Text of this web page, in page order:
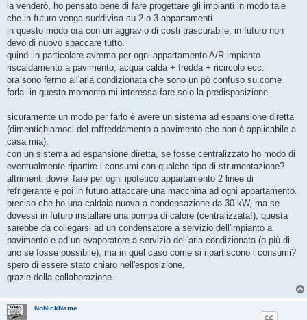
la venderò, ho pensato bene di fare progettare gli impianti in modo tale
che in futuro venga suddivisa su 2 o 3 appartamenti.
in questo modo ora con un aggravio di costi trascurabile, in futuro non
devo di nuovo spaccare tutto.
quindi in particolare avremo per ogni appartamento A/R impianto
riscaldamento a pavimento, acqua calda + fredda + ricircolo ecc.
ora sono fermo all'aria condizionata che sono un pò confuso su come
farla. in questo momento mi interessa fare solo la predisposizione.
sicuramente un modo per farlo è avere un sistema ad espansione diretta
(dimentichiamoci del raffreddamento a pavimento che non è applicabile a
casa mia).
con un sistema ad espansione diretta, se fosse centralizzato ho modo di
eventualmente ripartire i consumi con qualche tipo di strumentazione?
altrimenti dovrei fare per ogni ipotetico appartamento 2 linee di
refrigerante e poi in futuro attaccare una macchina ad ogni appartamento.
preciso che ho una caldaia nuova a condensazione da 30 kW, ma se
dovessi in futuro installare una pompa di calore (centralizzata!), questa
sarebbe da collegarsi ad un condensatore a servizio dell'impianto a
pavimento e ad un evaporatore a servizio dell'aria condizionata (o più di
uno se fosse possibile), ma in quel caso come si ripartiscono i consumi?
spero di essere stato chiaro nell'esposizione,
grazie della collaborazione
NoNickName